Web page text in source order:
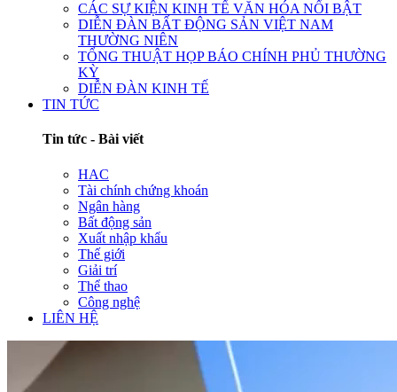
CÁC SỰ KIỆN KINH TẾ VĂN HÓA NỔI BẬT
DIỄN ĐÀN BẤT ĐỘNG SẢN VIỆT NAM
THƯỜNG NIÊN
TỔNG THUẬT HỌP BÁO CHÍNH PHỦ THƯỜNG
KỲ
DIỄN ĐÀN KINH TẾ
TIN TỨC
Tin tức - Bài viết
HAC
Tài chính chứng khoán
Ngân hàng
Bất động sản
Xuất nhập khẩu
Thế giới
Giải trí
Thể thao
Công nghệ
LIÊN HỆ